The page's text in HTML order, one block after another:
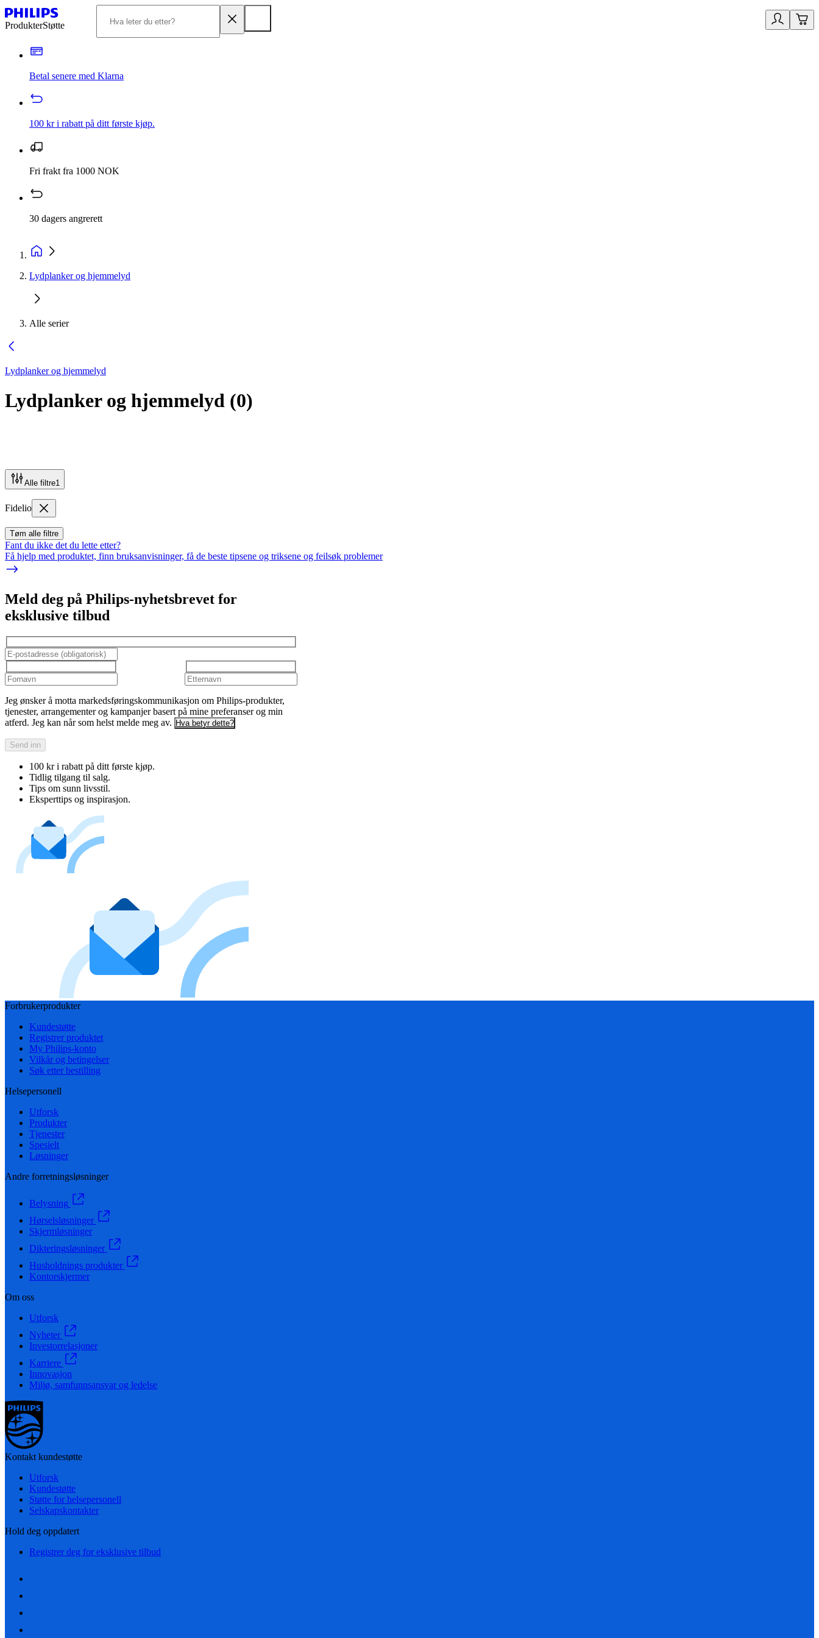
ProdukterStøtte
Betal senere med Klarna
100 kr i rabatt på ditt første kjøp.
Fri frakt fra 1000 NOK
30 dagers angrerett
Lydplanker og hjemmelyd
Alle serier
Lydplanker og hjemmelyd
Lydplanker og hjemmelyd (0)
Alle filtre1
Fidelio
Tøm alle filtre
Fant du ikke det du lette etter?
Få hjelp med produktet, finn bruksanvisninger, få de beste tipsene og triksene og feilsøk problemer
Meld deg på Philips-nyhetsbrevet for
eksklusive tilbud
Jeg ønsker å motta markedsføringskommunikasjon om Philips-produkter,
tjenester, arrangementer og kampanjer basert på mine preferanser og min
atferd. Jeg kan når som helst melde meg av. Hva betyr dette?
Send inn
100 kr i rabatt på ditt første kjøp.
Tidlig tilgang til salg.
Tips om sunn livsstil.
Eksperttips og inspirasjon.
Forbrukerprodukter
Kundestøtte
Registrer produktet
My Philips-konto
Vilkår og betingelser
Søk etter bestilling
Helsepersonell
Utforsk
Produkter
Tjenester
Spesielt
Løsninger
Andre forretningsløsninger
Belysning
Hørselsløsninger
Skjermløsninger
Dikteringsløsninger
Husholdnings produkter
Kontorskjermer
Om oss
Utforsk
Nyheter
Investorrelasjoner
Karriere
Innovasjon
Miljø, samfunnsansvar og ledelse
Kontakt kundestøtte
Utforsk
Kundestøtte
Støtte for helsepersonell
Selskapskontakter
Hold deg oppdatert
Registrer deg for eksklusive tilbud